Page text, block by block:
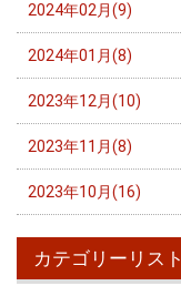
2024年02月(9)
2024年01月(8)
2023年12月(10)
2023年11月(8)
2023年10月(16)
カテゴリーリスト